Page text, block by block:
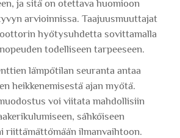
ja sitä on otettava huomioon
arvioinnissa. Taajuusmuuttajat
hyötysuhdetta sovittamalla
todelliseen tarpeeseen.
lämpötilan seuranta antaa
heikkenemisestä ajan myötä.
voi viitata mahdollisiin
sähköiseen
riittämättömään ilmanvaihtoon.